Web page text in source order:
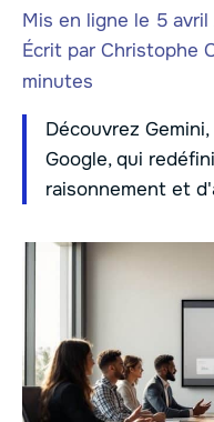
Mis en ligne le 5
Écrit par Christophe
minutes
Découvrez
Google, qui
raisonnement et